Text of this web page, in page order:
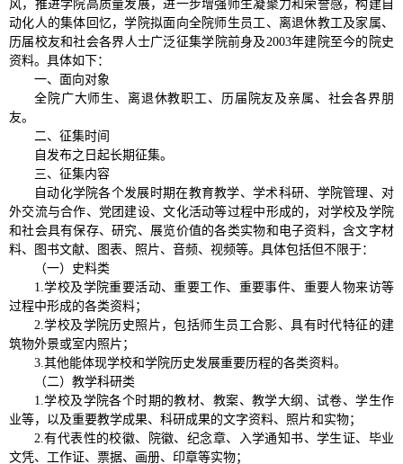
风，推进学院高质量发展，进一步增强师生凝聚力和荣誉感，构建自
动化人的集体回忆，学院拟面向全院师生员工、离退休教工及家属、
历届校友和社会各界人士广泛征集学院前身及2003年建院至今的院史
资料。具体如下：
一、面向对象
全院广大师生、离退休教职工、历届院友及亲属、社会各界朋
友。
二、征集时间
自发布之日起长期征集。
三、征集内容
自动化学院各个发展时期在教育教学、学术科研、学院管理、对
外交流与合作、党团建设、文化活动等过程中形成的，对学校及学院
和社会具有保存、研究、展览价值的各类实物和电子资料，含文字材
料、图书文献、图表、照片、音频、视频等。具体包括但不限于：
（一）史料类
1.学校及学院重要活动、重要工作、重要事件、重要人物来访等
过程中形成的各类资料；
2.学校及学院历史照片，包括师生员工合影、具有时代特征的建
筑物外景或室内照片；
3.其他能体现学校和学院历史发展重要历程的各类资料。
（二）教学科研类
1.学校及学院各个时期的教材、教案、教学大纲、试卷、学生作
业等，以及重要教学成果、科研成果的文字资料、照片和实物；
2.有代表性的校徽、院徽、纪念章、入学通知书、学生证、毕业
文凭、工作证、票据、画册、印章等实物；